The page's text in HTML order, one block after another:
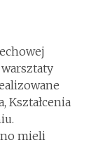
Kształcenia
mieli